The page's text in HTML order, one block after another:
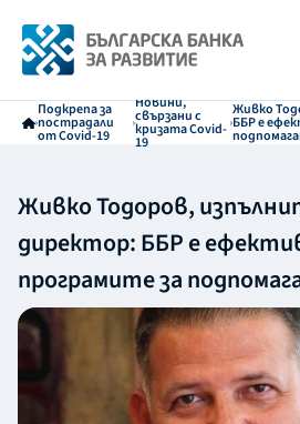
Подкрепа за
пострадали
от Covid-19
Новини,
свързани с
кризата Covid-
19
Живко
ББР е
Живко Тодоров,
директор: ББР е
програмите за